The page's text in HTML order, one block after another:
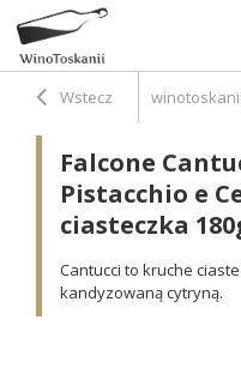
Wstecz
Falcone
Pistacchio e
ciasteczka
Cantucci to kruche
kandyzowaną cytryną.